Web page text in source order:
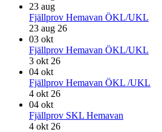
23 aug
Fjällprov Hemavan ÖKL/UKL
23 aug 26
03 okt
Fjällprov Hemavan ÖKL/UKL
3 okt 26
04 okt
Fjällprov Hemavan ÖKL /UKL
4 okt 26
04 okt
Fjällprov SKL Hemavan
4 okt 26